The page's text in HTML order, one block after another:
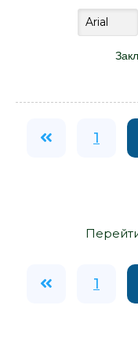
1
1